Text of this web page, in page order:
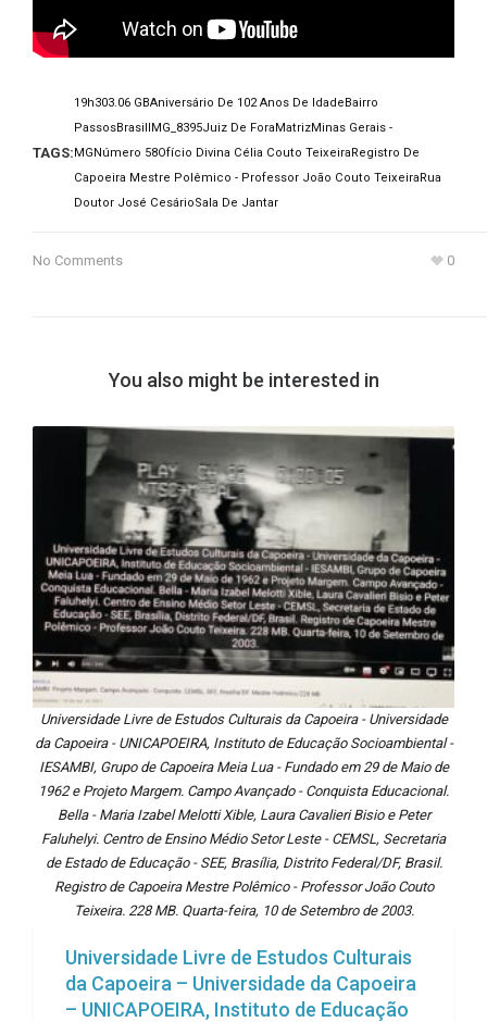
TAGS:
19h303.06 GBAniversário De 102 Anos De Idade Bairro
PassosBrasil IMG_8395Juiz De Fora MatrizMinas Gerais -
MG Número 58Ofício Divina Célia Couto Teixeira Registro De
Capoeira Mestre Polêmico - Professor João Couto Teixeira Rua
Doutor José CesárioSala De Jantar
No Comments 0
You also might be interested in
Universidade Livre de Estudos Culturais da Capoeira - Universidade
da Capoeira - UNICAPOEIRA, Instituto de Educação Socioambiental -
IESAMBI, Grupo de Capoeira Meia Lua - Fundado em 29 de Maio de
1962 e Projeto Margem. Campo Avançado - Conquista Educacional.
Bella - Maria Izabel Melotti Xible, Laura Cavalieri Bisio e Peter
Faluhelyi. Centro de Ensino Médio Setor Leste - CEMSL, Secretaria
de Estado de Educação - SEE, Brasília, Distrito Federal/DF, Brasil.
Registro de Capoeira Mestre Polêmico - Professor João Couto
Teixeira. 228 MB. Quarta-feira, 10 de Setembro de 2003.
Universidade Livre de Estudos Culturais
da Capoeira – Universidade da Capoeira
– UNICAPOEIRA, Instituto de Educação